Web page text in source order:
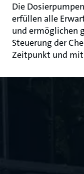
Die
erfüllen alle
und ermöglichen
Steuerung der
Zeitpunkt und